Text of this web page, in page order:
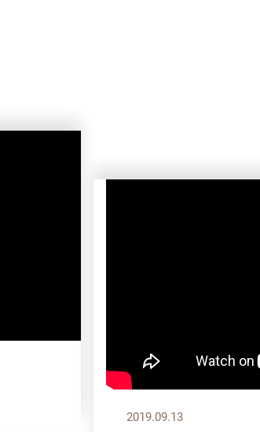
2019.09.13